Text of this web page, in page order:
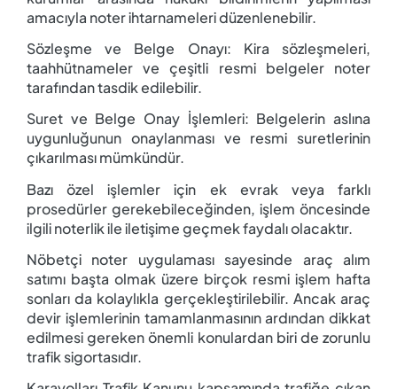
amacıyla noter ihtarnameleri düzenlenebilir.
Sözleşme ve Belge Onayı: Kira sözleşmeleri,
taahhütnameler ve çeşitli resmi belgeler noter
tarafından tasdik edilebilir.
Suret ve Belge Onay İşlemleri: Belgelerin aslına
uygunluğunun onaylanması ve resmi suretlerinin
çıkarılması mümkündür.
Bazı özel işlemler için ek evrak veya farklı
prosedürler gerekebileceğinden, işlem öncesinde
ilgili noterlik ile iletişime geçmek faydalı olacaktır.
Nöbetçi noter uygulaması sayesinde araç alım
satımı başta olmak üzere birçok resmi işlem hafta
sonları da kolaylıkla gerçekleştirilebilir. Ancak araç
devir işlemlerinin tamamlanmasının ardından dikkat
edilmesi gereken önemli konulardan biri de zorunlu
trafik sigortasıdır.